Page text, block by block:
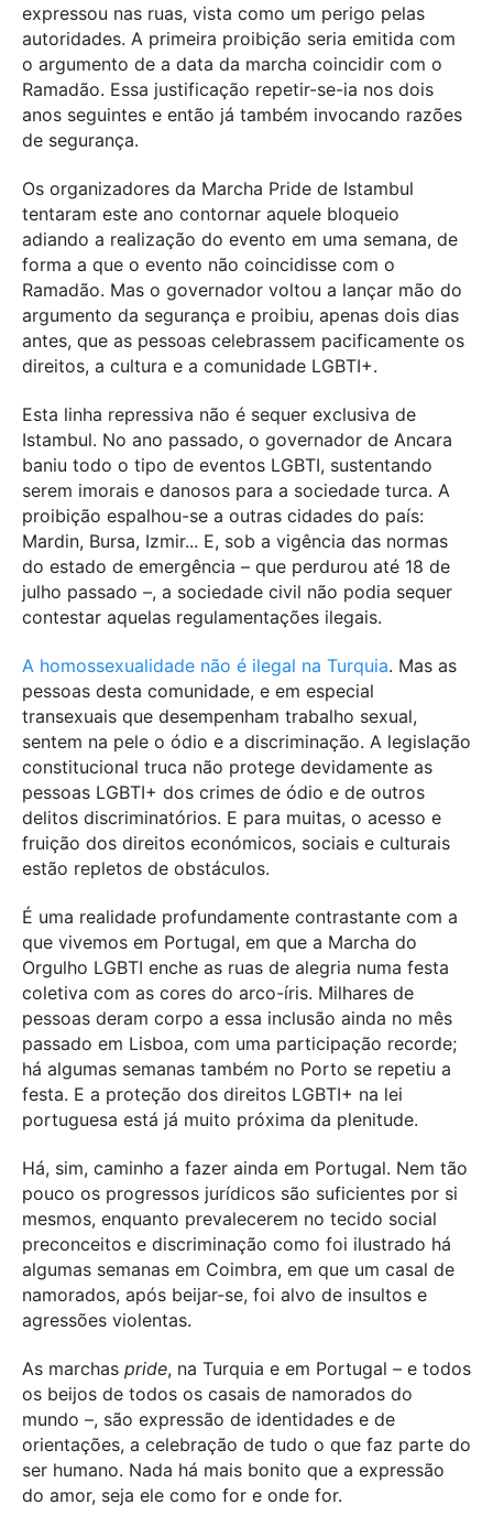
expressou nas ruas, vista como um perigo pelas
autoridades. A primeira proibição seria emitida com
o argumento de a data da marcha coincidir com o
Ramadão. Essa justificação repetir-se-ia nos dois
anos seguintes e então já também invocando razões
de segurança.
Os organizadores da Marcha Pride de Istambul
tentaram este ano contornar aquele bloqueio
adiando a realização do evento em uma semana, de
forma a que o evento não coincidisse com o
Ramadão. Mas o governador voltou a lançar mão do
argumento da segurança e proibiu, apenas dois dias
antes, que as pessoas celebrassem pacificamente os
direitos, a cultura e a comunidade LGBTI+.
Esta linha repressiva não é sequer exclusiva de
Istambul. No ano passado, o governador de Ancara
baniu todo o tipo de eventos LGBTI, sustentando
serem imorais e danosos para a sociedade turca. A
proibição espalhou-se a outras cidades do país:
Mardin, Bursa, Izmir... E, sob a vigência das normas
do estado de emergência – que perdurou até 18 de
julho passado –, a sociedade civil não podia sequer
contestar aquelas regulamentações ilegais.
A homossexualidade não é ilegal na Turquia. Mas as
pessoas desta comunidade, e em especial
transexuais que desempenham trabalho sexual,
sentem na pele o ódio e a discriminação. A legislação
constitucional truca não protege devidamente as
pessoas LGBTI+ dos crimes de ódio e de outros
delitos discriminatórios. E para muitas, o acesso e
fruição dos direitos económicos, sociais e culturais
estão repletos de obstáculos.
É uma realidade profundamente contrastante com a
que vivemos em Portugal, em que a Marcha do
Orgulho LGBTI enche as ruas de alegria numa festa
coletiva com as cores do arco-íris. Milhares de
pessoas deram corpo a essa inclusão ainda no mês
passado em Lisboa, com uma participação recorde;
há algumas semanas também no Porto se repetiu a
festa. E a proteção dos direitos LGBTI+ na lei
portuguesa está já muito próxima da plenitude.
Há, sim, caminho a fazer ainda em Portugal. Nem tão
pouco os progressos jurídicos são suficientes por si
mesmos, enquanto prevalecerem no tecido social
preconceitos e discriminação como foi ilustrado há
algumas semanas em Coimbra, em que um casal de
namorados, após beijar-se, foi alvo de insultos e
agressões violentas.
As marchas pride, na Turquia e em Portugal – e todos
os beijos de todos os casais de namorados do
mundo –, são expressão de identidades e de
orientações, a celebração de tudo o que faz parte do
ser humano. Nada há mais bonito que a expressão
do amor, seja ele como for e onde for.